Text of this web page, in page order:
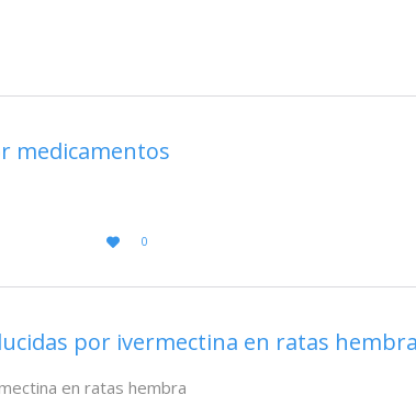
medicamentos

LOVE
IT
0
por ivermectina en ratas hembra
en ratas hembra